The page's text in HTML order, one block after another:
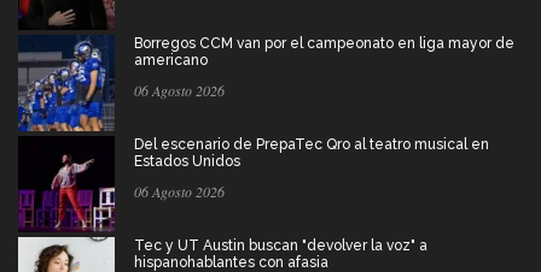
Borregos CCM van por el campeonato en liga mayor de
americano
06 Agosto 2026
Del escenario de PrepaTec Qro al teatro musical en
Estados Unidos
06 Agosto 2026
Tec y UT Austin buscan "devolver la voz" a
hispanohablantes con afasia